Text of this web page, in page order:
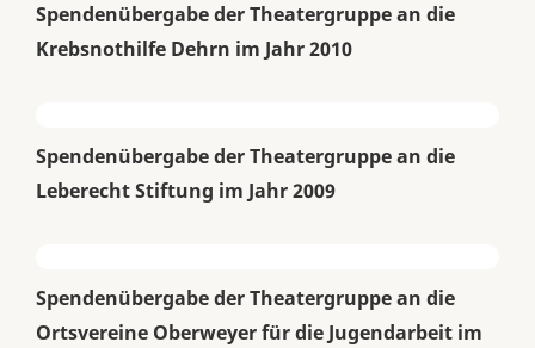
Spendenübergabe der Theatergruppe an die
Krebsnothilfe Dehrn im Jahr 2010
Spendenübergabe der Theatergruppe an die
Leberecht Stiftung im Jahr 2009
Spendenübergabe der Theatergruppe an die
Ortsvereine Oberweyer für die Jugendarbeit im